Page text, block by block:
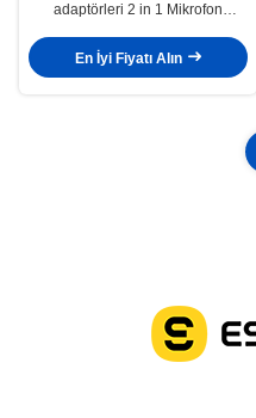
adaptörleri 2 in 1 Mikrofon
En İyi Fiyatı Alın